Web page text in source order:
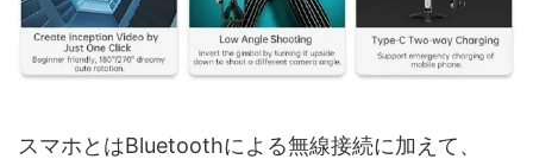
スマホとはBluetoothによる無線接続に加えて、